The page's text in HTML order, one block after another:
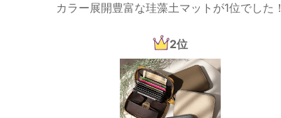
土 バスマット 洗える
ッチン 玄関 ソフト 吸
安全 割れない 柔らか
丸洗いOK 簡単 レビュ
ー特典
カラー展開豊富な珪藻土マットが1位でした！
2位